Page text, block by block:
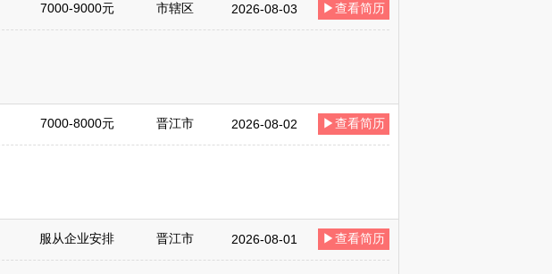
7000-9000元 市辖区 2026-08-03 ▶查看简历
7000-8000元 晋江市 2026-08-02 ▶查看简历
服从企业安排 晋江市 2026-08-01 ▶查看简历